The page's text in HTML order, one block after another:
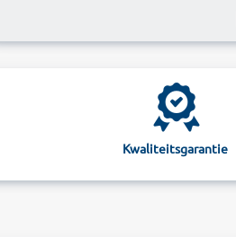
Kwaliteitsgarantie